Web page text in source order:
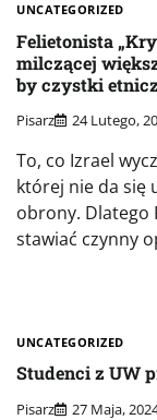
UNCATEGORIZED
Felietonista
milczącej
by czystki
Pisarz 24 Lutego,
To, co Izrael
której nie da się
obrony. Dlatego
stawiać czynny
UNCATEGORIZED
Studenci z UW
Pisarz 27 Maja,